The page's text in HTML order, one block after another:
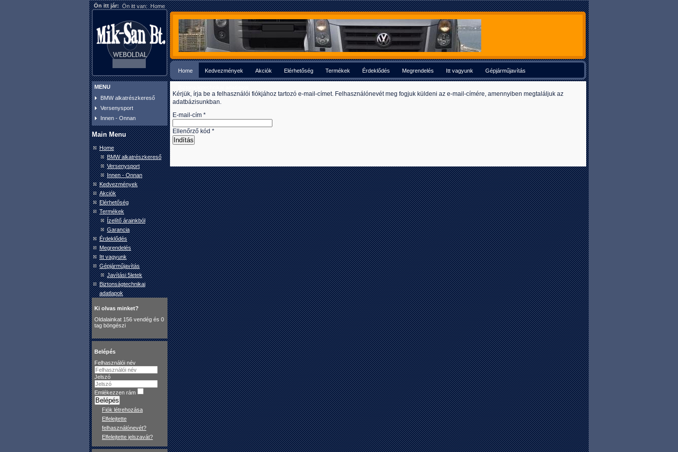
Ön itt jár: Ön itt van:Home
Home Kedvezmények Akciók Elérhetőség Termékek Érdeklődés Megrendelés Itt vagyunk Gépjárműjavítás
MENU
BMW alkatrészkereső
Versenysport
Innen - Onnan
Main Menu
Home
BMW alkatrészkereső
Versenysport
Innen - Onnan
Kedvezmények
Akciók
Elérhetőség
Termékek
Ízelítő árainkból
Garancia
Érdeklődés
Megrendelés
Itt vagyunk
Gépjárműjavítás
Javítási 5letek
Biztonságtechnikai
adatlapok
Ki olvas minket?
Oldalainkat 156 vendég és 0
tag böngészi
Belépés
Felhasználói név
Jelszó
Emlékezzen rám
Belépés
Fiók létrehozása
Elfelejtette
felhasználónevét?
Elfelejtette jelszavát?
Kérjük, írja be a felhasználói fiókjához tartozó e-mail-címet. Felhasználónevét meg fogjuk küldeni az e-mail-címére, amennyiben megtaláljuk az
adatbázisunkban.
E-mail-cím *
Ellenőrző kód *
Indítás